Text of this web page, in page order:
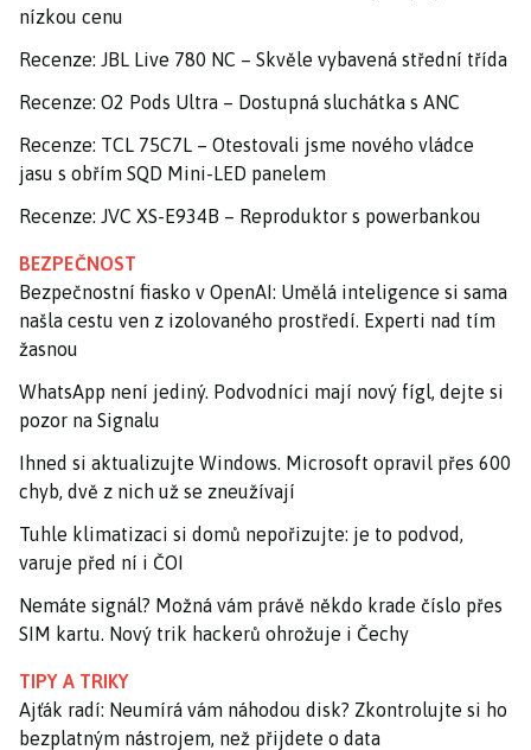
nízkou cenu
Recenze: JBL Live 780 NC – Skvěle vybavená střední třída
Recenze: O2 Pods Ultra – Dostupná sluchátka s ANC
Recenze: TCL 75C7L – Otestovali jsme nového vládce
jasu s obřím SQD Mini-LED panelem
Recenze: JVC XS-E934B – Reproduktor s powerbankou
BEZPEČNOST
Bezpečnostní fiasko v OpenAI: Umělá inteligence si sama
našla cestu ven z izolovaného prostředí. Experti nad tím
žasnou
WhatsApp není jediný. Podvodníci mají nový fígl, dejte si
pozor na Signalu
Ihned si aktualizujte Windows. Microsoft opravil přes 600
chyb, dvě z nich už se zneužívají
Tuhle klimatizaci si domů nepořizujte: je to podvod,
varuje před ní i ČOI
Nemáte signál? Možná vám právě někdo krade číslo přes
SIM kartu. Nový trik hackerů ohrožuje i Čechy
TIPY A TRIKY
Ajťák radí: Neumírá vám náhodou disk? Zkontrolujte si ho
bezplatným nástrojem, než přijdete o data